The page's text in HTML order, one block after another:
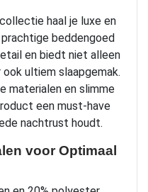
haal je luxe en
beddengoed
en biedt niet alleen
ultiem slaapgemak.
materialen en slimme
een must-have
nachtrust houdt.
voor Optimaal